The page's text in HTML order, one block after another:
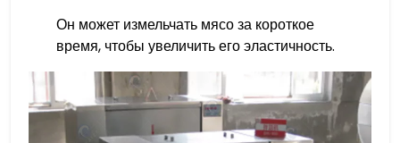
Он может измельчать мясо за короткое
время, чтобы увеличить его эластичность.